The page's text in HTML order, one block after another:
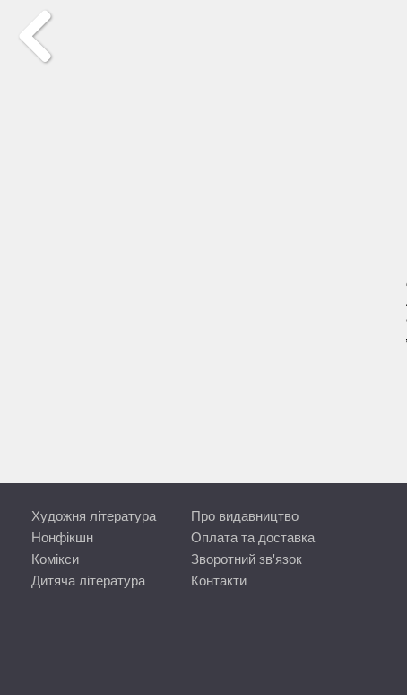
Художня література
Нонфікшн
Комікси
Дитяча література
Про видавництво
Оплата та доставка
Зворотний зв'язок
Контакти